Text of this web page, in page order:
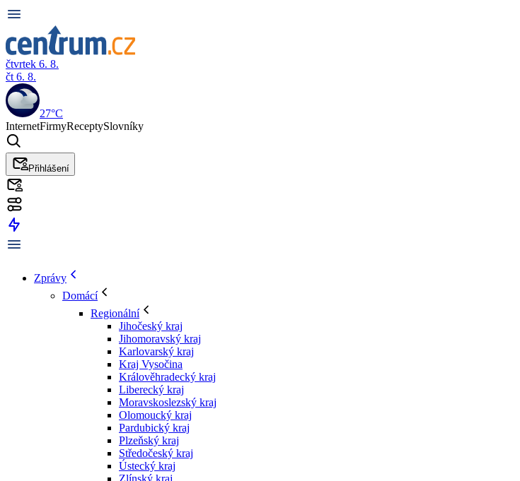
čtvrtek 6. 8.
čt 6. 8.
27°C
InternetFirmyReceptySlovníky
Přihlášení
Zprávy
Domácí
Regionální
Jihočeský kraj
Jihomoravský kraj
Karlovarský kraj
Kraj Vysočina
Králověhradecký kraj
Liberecký kraj
Moravskoslezský kraj
Olomoucký kraj
Pardubický kraj
Plzeňský kraj
Středočeský kraj
Ústecký kraj
Zlínský kraj